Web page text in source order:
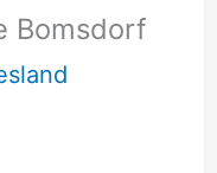
Bomsdorf